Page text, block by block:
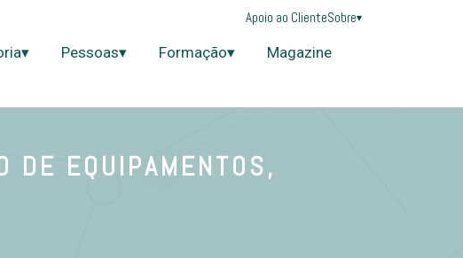
Apoio ao ClienteSobre▾
Pessoas▾ Formação▾ Magazine
DE EQUIPAMENTOS,